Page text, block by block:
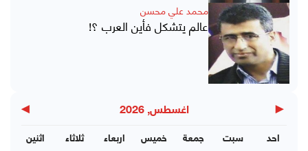
محمد علي محسن
عالم يتشكل فأين العرب ؟!
◀ اغسطس, 2026 ▶
اثنين ثلاثاء اربعاء خميس جمعة سبت احد